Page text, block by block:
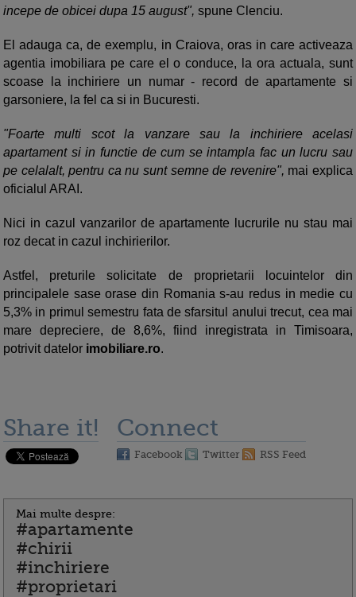
incepe de obicei dupa 15 august", spune Clenciu.
El adauga ca, de exemplu, in Craiova, oras in care activeaza
agentia imobiliara pe care el o conduce, la ora actuala, sunt
scoase la inchiriere un numar - record de apartamente si
garsoniere, la fel ca si in Bucuresti.
"Foarte multi scot la vanzare sau la inchiriere acelasi
apartament si in functie de cum se intampla fac un lucru sau
pe celalalt, pentru ca nu sunt semne de revenire", mai explica
oficialul ARAI.
Nici in cazul vanzarilor de apartamente lucrurile nu stau mai
roz decat in cazul inchirierilor.
Astfel, preturile solicitate de proprietarii locuintelor din
principalele sase orase din Romania s-au redus in medie cu
5,3% in primul semestru fata de sfarsitul anului trecut, cea mai
mare depreciere, de 8,6%, fiind inregistrata in Timisoara,
potrivit datelor imobiliare.ro.
Share it! Connect
Facebook Twitter RSS Feed
Mai multe despre:
#apartamente
#chirii
#inchiriere
#proprietari